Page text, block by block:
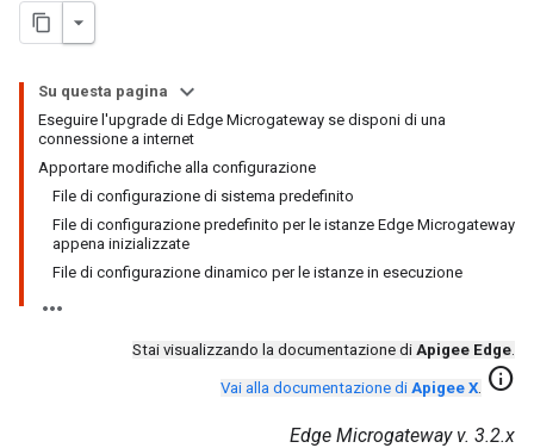
Su questa pagina
Eseguire l'upgrade di Edge Microgateway se disponi di una
connessione a internet
Apportare modifiche alla configurazione
File di configurazione di sistema predefinito
File di configurazione predefinito per le istanze Edge Microgateway
appena inizializzate
File di configurazione dinamico per le istanze in esecuzione
Stai visualizzando la documentazione di Apigee Edge.
Vai alla documentazione di Apigee X. info
Edge Microgateway v. 3.2.x